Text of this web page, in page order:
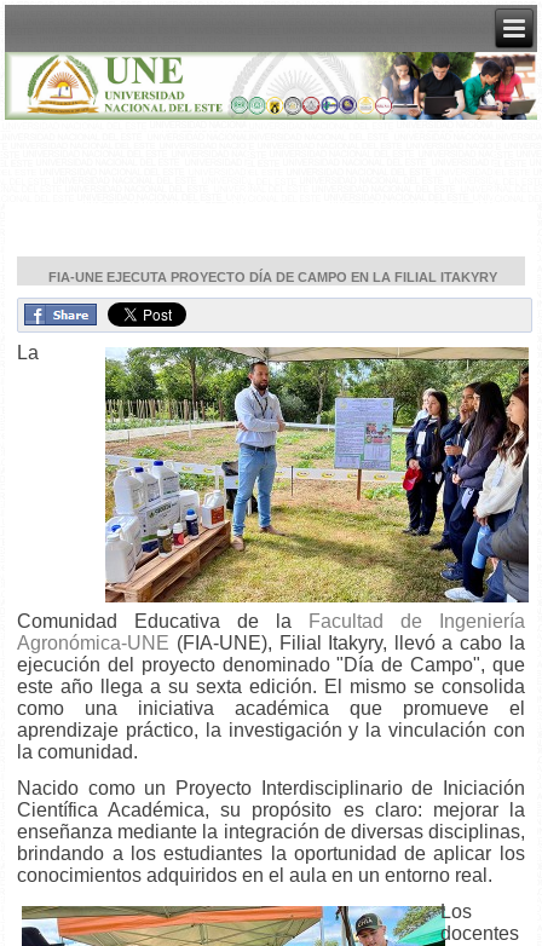
FIA-UNE EJECUTA PROYECTO DÍA DE CAMPO EN LA FILIAL ITAKYRY
La
Comunidad Educativa de la
Facultad de Ingeniería
Agronómica-UNE (FIA-UNE), Filial Itakyry, llevó a cabo la
ejecución del proyecto denominado "Día de Campo", que
este año llega a su sexta edición. El mismo se consolida
como una iniciativa académica que promueve el
aprendizaje práctico, la investigación y la vinculación con
la comunidad.
Nacido como un Proyecto Interdisciplinario de Iniciación
Científica Académica, su propósito es claro: mejorar la
enseñanza mediante la integración de diversas disciplinas,
brindando a los estudiantes la oportunidad de aplicar los
conocimientos adquiridos en el aula en un entorno real.
Los
docentes